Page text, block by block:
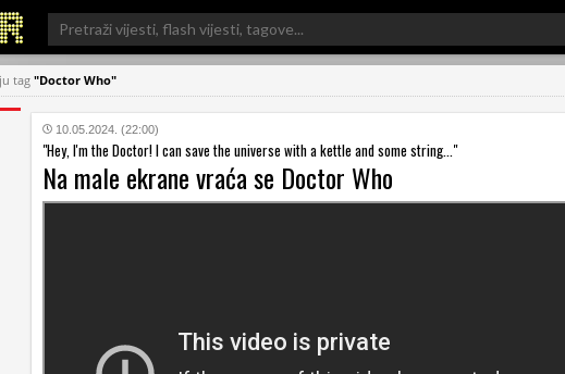
Search
for:
tag "Doctor Who"
10.05.2024. (22:00)
"Hey, I'm the Doctor! I can save the universe with a kettle and some string..."
Na male ekrane vraća se Doctor Who